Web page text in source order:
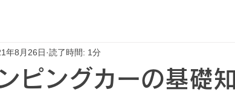
ピングカーの基礎
年8月26日 読了時間: 1分